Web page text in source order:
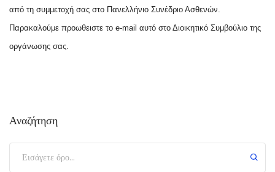
από τη συμμετοχή σας στο Πανελλήνιο Συνέδριο Ασθενών.
Παρακαλούμε προωθειστε το e-mail αυτό στο Διοικητικό Συμβούλιο της
οργάνωσης σας.
Αναζήτηση